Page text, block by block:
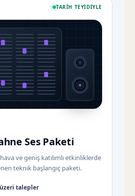
TARIH TEYIDIYLE
Ses Paketi
ve geniş katılımlı etkinliklerde
teknik başlangıç paketi.
talepler